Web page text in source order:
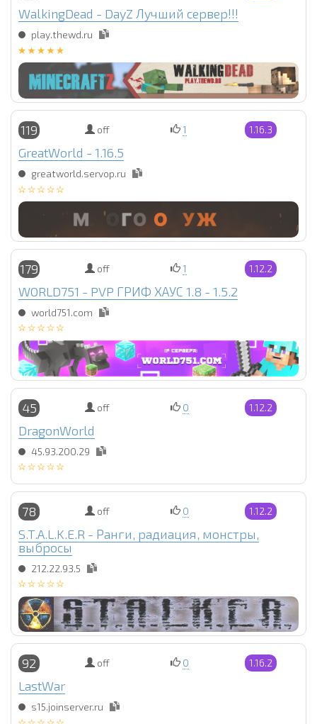
WalkingDead - DayZ Лучший сервер!!!
play.thewd.ru
119 off 1 1.16.3
GreatWorld - 1.16.5
greatworld.servop.ru
179 off 1 1.12.2
WORLD751 - PVP ГРИФ ХАУС 1.8 - 1.5.2
world751.com
45 off 0 1.12.2
DragonWorld
45.93.200.29
78 off 0 1.12.2
S.T.A.L.K.E.R - Ранги, радиация, монстры,
выбросы
212.22.93.5
92 off 0 1.16.2
LastWar
s15.joinserver.ru